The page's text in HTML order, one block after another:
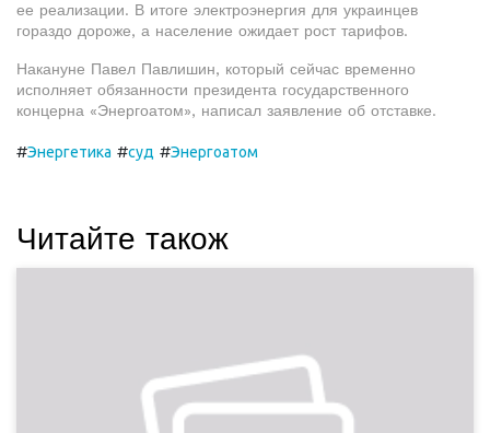
ее реализации. В итоге электроэнергия для украинцев
гораздо дороже, а население ожидает рост тарифов.
Накануне Павел Павлишин, который сейчас временно
исполняет обязанности президента государственного
концерна «Энергоатом», написал заявление об отставке.
#Энергетика #суд #Энергоатом
Читайте також